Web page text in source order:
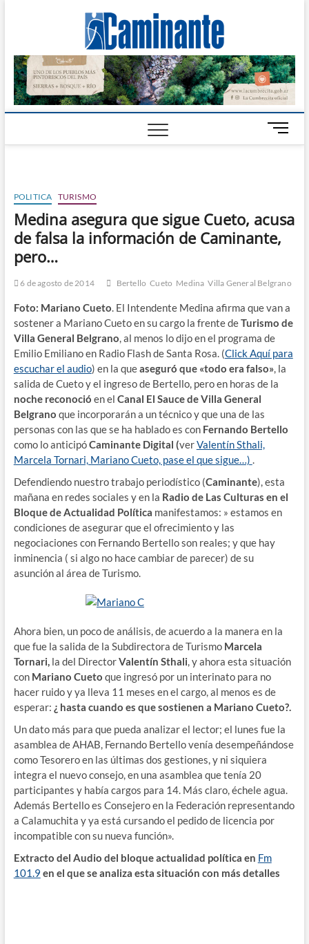
Digital
CALAMUCHITA
B
o
e
m
e
ú
POLITICA TURISMO
Medina asegura que sigue Cueto, acusa
de falsa la información de Caminante,
pero…
6 de agosto de 2014 Bertello Cueto Medina Villa General Belgrano
Foto: Mariano Cueto. El Intendente Medina afirma que van a
sostener a Mariano Cueto en su cargo la frente deTurismo de
Villa General Belgrano, al menos lo dijo en el programa de
Emilio Emiliano en Radio Flash de Santa Rosa. (Click Aquí para
escuchar el audio) en la queaseguró que «todo era falso», la
salida de Cueto y el ingreso de Bertello, pero en horas de la
noche reconoció en el Canal El Sauce de Villa General
Belgrano que incorporarán a un técnico y que una de las
personas con las que se ha hablado es con Fernando Bertello
como lo anticipóCaminante Digital (verValentín Sthali,
Marcela Tornari, Mariano Cueto, pase el que sigue…) .
Defendiendo nuestro trabajo periodístico (Caminante), esta
mañana en redes sociales y en la Radio de Las Culturas en el
Bloque de Actualidad Política manifestamos: » estamos en
condiciones de asegurar que el ofrecimiento y las
negociaciones con Fernando Bertello son reales; y que hay
inminencia ( si algo no hace cambiar de parecer) de su
asunción al área de Turismo.
Ahora bien, un poco de análisis, de acuerdo a la manera en la
que fue la salida de la Subdirectora de Turismo Marcela
Tornari,la del DirectorValentín Sthali, y ahora esta situación
con Mariano Cueto que ingresó por un interinato para no
hacer ruido y ya lleva 11 meses en el cargo, al menos es de
esperar: ¿ hasta cuando es que sostienen a Mariano Cueto?.
Un dato más para que pueda analizar el lector; el lunes fue la
asamblea de AHAB, Fernando Bertello venía desempeñándose
como Tesorero en las últimas dos gestiones, y ni siquiera
integra el nuevo consejo, en una asamblea que tenía 20
participantes y había cargos para 14. Más claro, échele agua.
Además Bertello es Consejero en la Federación representando
a Calamuchita y ya está cursando el pedido de licencia por
incompatible con su nueva función».
Extracto del Audio del bloque actualidad política en Fm
101.9 en el que se analiza esta situación con más detalles